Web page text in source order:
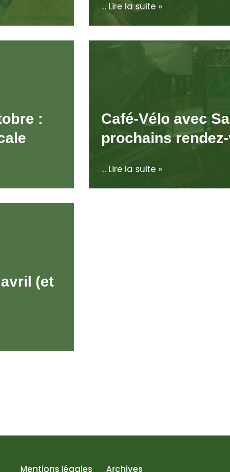
… Lire la suite »
:
Café-Vélo avec
prochains
… Lire la suite »
(et
Mentions légales Archives